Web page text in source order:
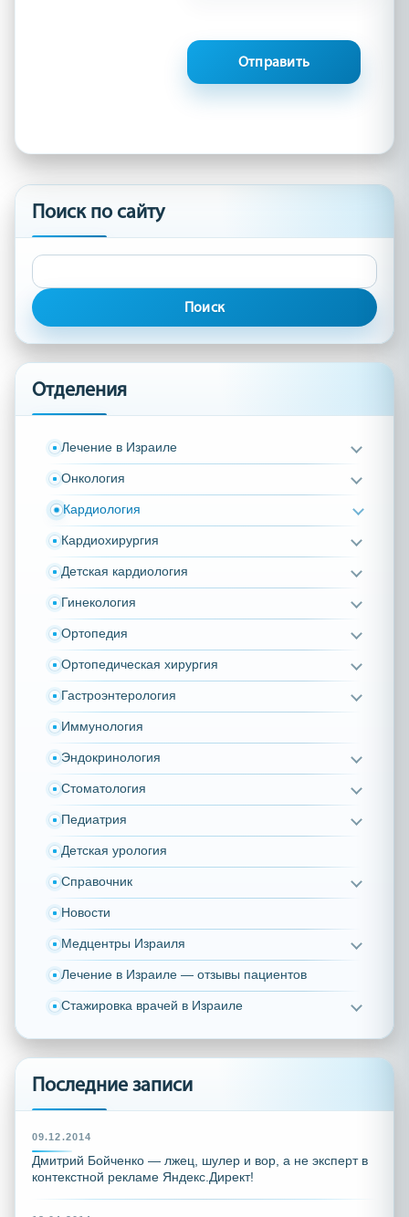
Поиск по сайту
Найти:
Отделения
Лечение в Израиле
Онкология
Кардиология
Кардиохирургия
Детская кардиология
Гинекология
Ортопедия
Ортопедическая хирургия
Гастроэнтерология
Иммунология
Эндокринология
Стоматология
Педиатрия
Детская урология
Справочник
Новости
Медцентры Израиля
Лечение в Израиле — отзывы пациентов
Стажировка врачей в Израиле
Последние записи
09.12.2014
Дмитрий Бойченко — лжец, шулер и вор, а не эксперт в
контекстной рекламе Яндекс.Директ!